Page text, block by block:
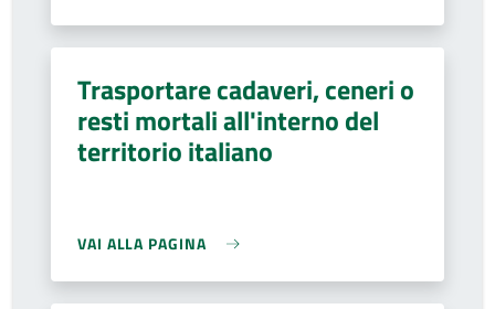
Trasportare cadaveri, ceneri o
resti mortali all'interno del
territorio italiano
VAI ALLA PAGINA